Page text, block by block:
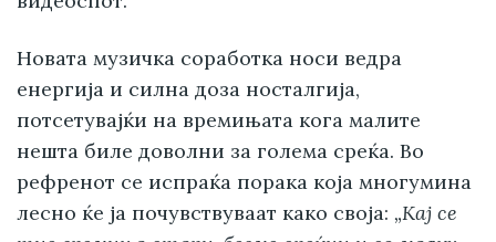
Новата музичка соработка носи ведра
енергија и силна доза носталгија,
потсетувајќи на времињата кога малите
нешта биле доволни за голема среќа. Во
рефренот се испраќа порака која многумина
лесно ќе ја почувствуваат како своја: „Кај се